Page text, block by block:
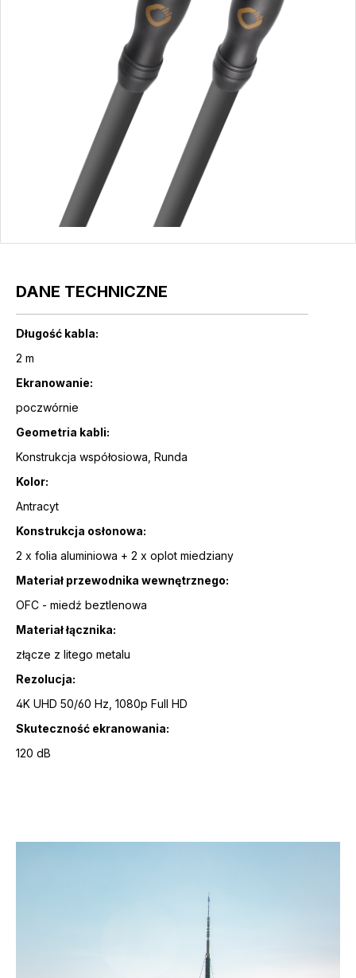
DANE TECHNICZNE
Długość kabla:
2 m
Ekranowanie:
poczwórnie
Geometria kabli:
Konstrukcja współosiowa, Runda
Kolor:
Antracyt
Konstrukcja osłonowa:
2 x folia aluminiowa + 2 x oplot miedziany
Materiał przewodnika wewnętrznego:
OFC - miedź beztlenowa
Materiał łącznika:
złącze z litego metalu
Rezolucja:
4K UHD 50/60 Hz, 1080p Full HD
Skuteczność ekranowania:
120 dB